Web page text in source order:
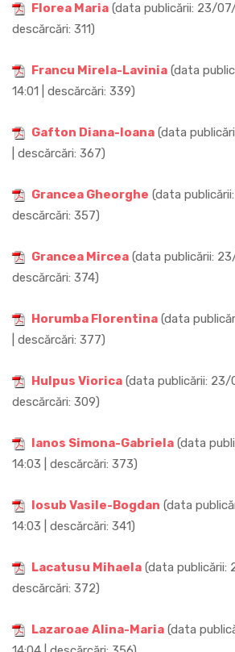
Florea Maria (data publicării: 23/07/
descărcări: 311)
Francu Mirela-Lavinia (data
14:01 | descărcări: 339)
Gafton Diana-Ioana (data
| descărcări: 367)
Grancea Gheorghe (data
descărcări: 357)
Grancea Mircea (data publicării:
descărcări: 374)
Horumba Florentina (data
| descărcări: 377)
Hulpus Viorica (data publicării: 23/
descărcări: 309)
Ianos Simona-Gabriela (data
14:03 | descărcări: 373)
Iosub Vasile-Bogdan (data
14:03 | descărcări: 341)
Lacatusu Mihaela (data publicării:
descărcări: 372)
Lazaroae Alina-Maria (data